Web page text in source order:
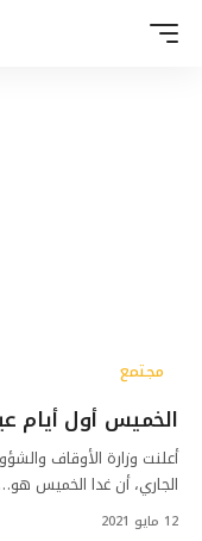
مجتمع
الخميس أول أيام
الجاري، أن غدا الخميس هو…
12 مايو 2021